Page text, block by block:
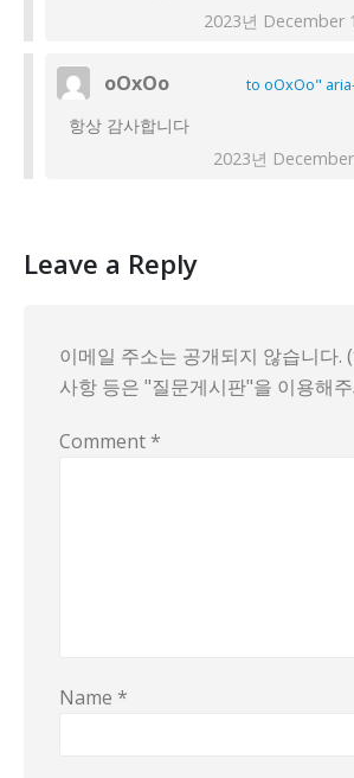
2023년 December
oOxOo to oOxOo"
항상 감사합니다
2023년
Leave a Reply
이메일 주소는 공개되지 않습니다.
사항 등은 "질문게시판"을 이용해
Comment *
Name *